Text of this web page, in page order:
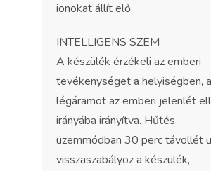
ionokat állít elő.
INTELLIGENS SZEM
A készülék érzékeli az emberi
tevékenységet a helyiségben, a
légáramot az emberi jelenlét
irányába irányítva. Hűtés
üzemmódban 30 perc távollét
visszaszabályoz a készülék,